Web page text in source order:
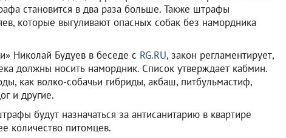
становится в два раза больше. Также штрафы
которые выгуливают опасных собак без намордника
Николай Будуев в беседе с RG.RU, закон регламентирует,
должны носить намордник. Список утверждает кабмин.
как волко-собачьи гибриды, акбаш, питбульмастиф,
и другие.
будут назначаться за антисанитарию в квартире
количество питомцев.